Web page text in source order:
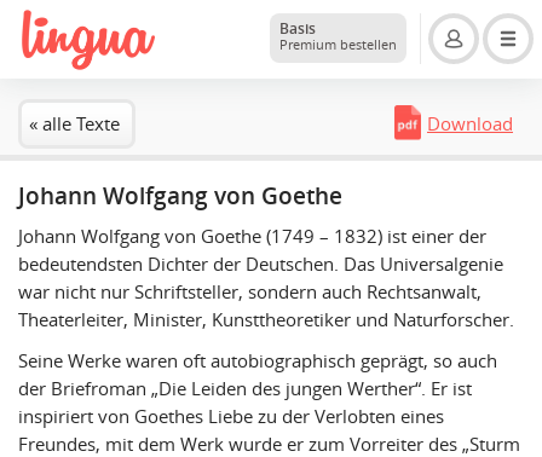
Basis
Premium bestellen
« alle Texte Download
Johann Wolfgang von Goethe
Johann Wolfgang von Goethe (1749 – 1832) ist einer der
bedeutendsten Dichter der Deutschen. Das Universalgenie
war nicht nur Schriftsteller, sondern auch Rechtsanwalt,
Theaterleiter, Minister, Kunsttheoretiker und Naturforscher.
Seine Werke waren oft autobiographisch geprägt, so auch
der Briefroman „Die Leiden des jungen Werther“. Er ist
inspiriert von Goethes Liebe zu der Verlobten eines
Freundes, mit dem Werk wurde er zum Vorreiter des „Sturm